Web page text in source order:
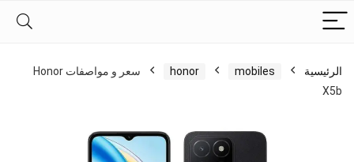
الرئيسية mobiles
honor
سعر و مواصفات Honor
X5b